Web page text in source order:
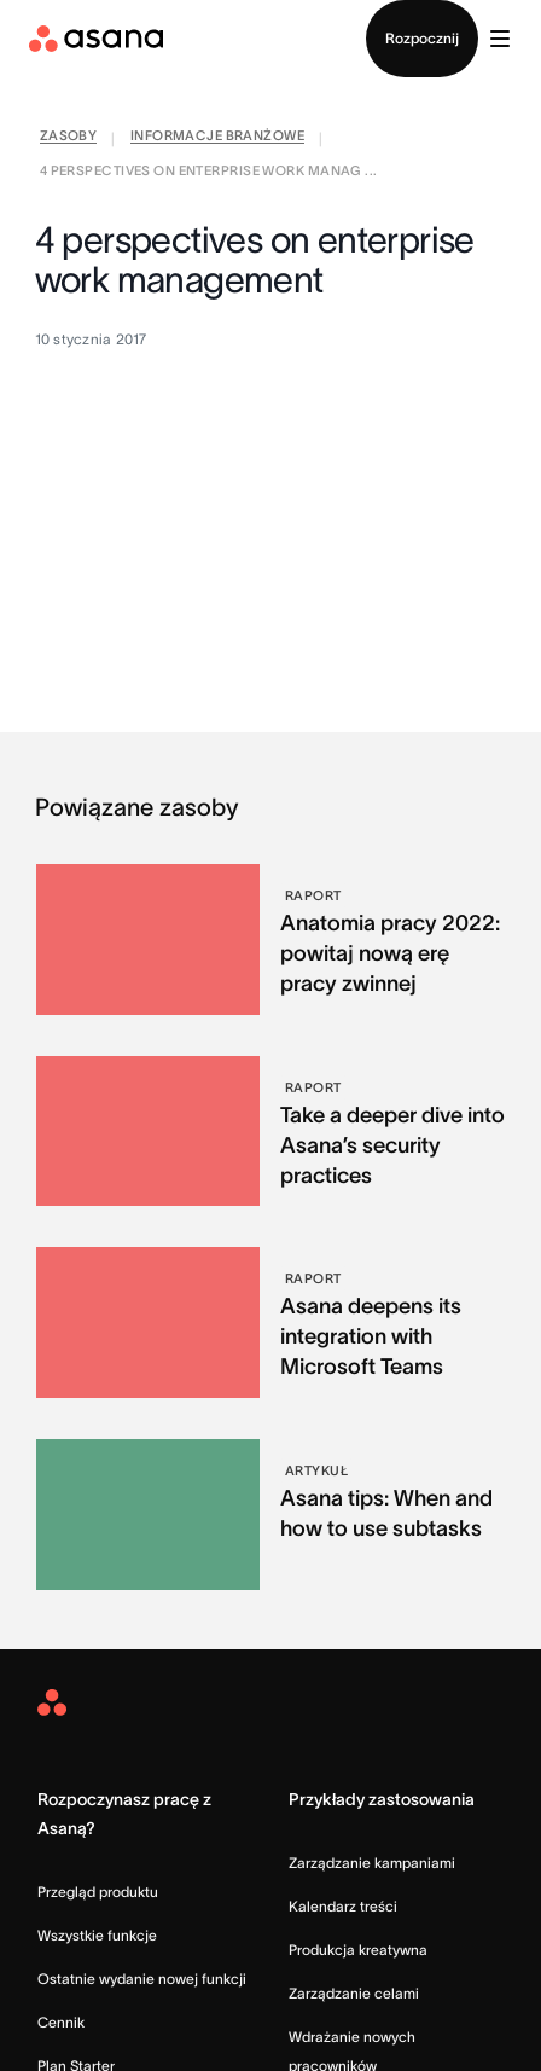
Rozpocznij
ZASOBY INFORMACJE BRANŻOWE
4 PERSPECTIVES ON ENTERPRISE WORK MANAG ...
4 perspectives on enterprise
work management
10 stycznia 2017
Powiązane zasoby
RAPORT
Anatomia pracy 2022:
powitaj nową erę
pracy zwinnej
RAPORT
Take a deeper dive into
Asana’s security
practices
RAPORT
Asana deepens its
integration with
Microsoft Teams
ARTYKUŁ
Asana tips: When and
how to use subtasks
Asana
Rozpoczynasz pracę z
Asaną?
Przegląd produktu
Wszystkie funkcje
Ostatnie wydanie nowej funkcji
Cennik
Plan Starter
Przykłady zastosowania
Zarządzanie kampaniami
Kalendarz treści
Produkcja kreatywna
Zarządzanie celami
Wdrażanie nowych
pracowników